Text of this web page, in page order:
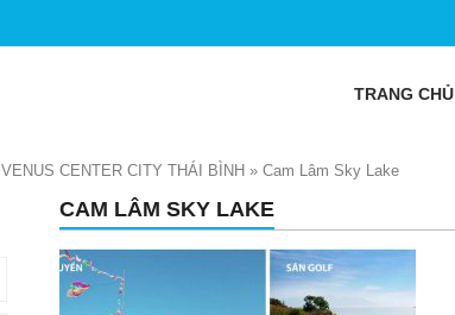
TRANG CHỦ
VENUS CENTER CITY THÁI BÌNH » Cam Lâm Sky Lake
CAM LÂM SKY LAKE